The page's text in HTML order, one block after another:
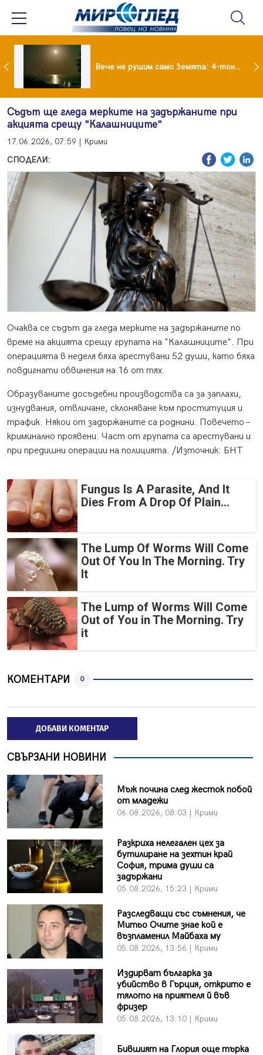
Супермарките в Гърция свалят цените на храните Вече не рушим само Земята: 4-тонен фрагмент на SpaceX удари луната
Съдът ще гледа мерките на задържаните при
акцията срещу "Калашниците"
17.06.2026, 07:59 | Крими
СПОДЕЛИ:
Очаква се съдът да гледа мерките на задържаните по
време на акцията срещу групата на "Калашниците". При
операцията в неделя бяха арестувани 52 души, като бяха
повдигнати обвинения на 16 от тях.
Образуваните досъдебни производства са за заплахи,
изнудвания, отвличане, склоняване към проституция и
трафик. Някои от задържаните са роднини. Повечето –
криминално проявени. Част от групата са арестувани и
при предишни операции на полицията. /Източник: БНТ
Fungus Is A Parasite, And It
Dies From A Drop Of Plain...
The Lump Of Worms Will Come
Out Of You In The Morning. Try
It
The Lump of Worms Will Come
Out of You in The Morning. Try
it
КОМЕНТАРИ 0
ДОБАВИ КОМЕНТАР
СВЪРЗАНИ НОВИНИ
Мъж почина след жесток побой
от младежи
06.08.2026, 08:03 | Крими
Разкриха нелегален цех за
бутилиране на зехтин край
София, трима души са
задържани
05.08.2026, 15:23 | Крими
Разследващи със съмнения, че
Митьо Очите знае кой е
възпламенил Майбаха му
05.08.2026, 13:56 | Крими
Издирват българка за
убийство в Гърция, открито е
тялото на приятеля й във
фризер
05.08.2026, 13:10 | Крими
Бившият на Глория още търка